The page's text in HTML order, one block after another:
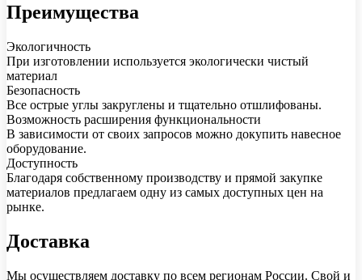
Преимущества
Экологичность
При изготовлении используется экологически чистый
материал
Безопасность
Все острые углы закруглены и тщательно отшлифованы.
Возможность расширения функциональности
В зависимости от своих запросов можно докупить навесное
оборудование.
Доступность
Благодаря собственному производству и прямой закупке
материалов предлагаем одну из самых доступных цен на
рынке.
Доставка
Мы осуществляем доставку по всем регионам России. Свой и